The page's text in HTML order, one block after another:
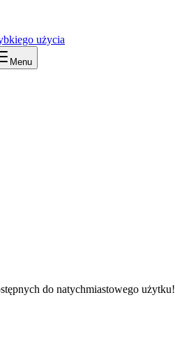
użycia
Menu
do natychmiastowego użytku!